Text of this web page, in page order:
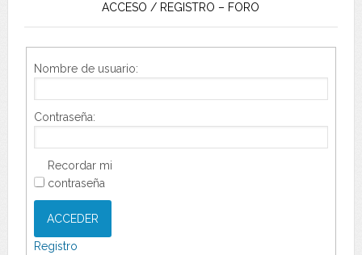
ACCESO / REGISTRO – FORO
Nombre de usuario:
Contraseña:
Recordar mi
contraseña
ACCEDER
Registro